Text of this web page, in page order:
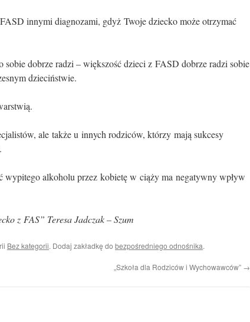
innymi diagnozami, gdyż Twoje dziecko może otrzymać
sobie dobrze radzi – większość dzieci z FASD dobrze radzi sobie
dzieciństwie.
ale także u innych rodziców, którzy mają sukcesy
wypitego alkoholu przez kobietę w ciąży ma negatywny wpływ
z FAS” Teresa Jadczak – Szum
Bez kategorii. Dodaj zakładkę do bezpośredniego odnośnika.
„Szkoła dla Rodziców i Wychowawców” →